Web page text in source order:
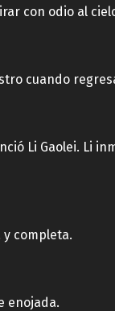
con odio al
cuando
Li Gaolei. Li
y completa.
enojada.